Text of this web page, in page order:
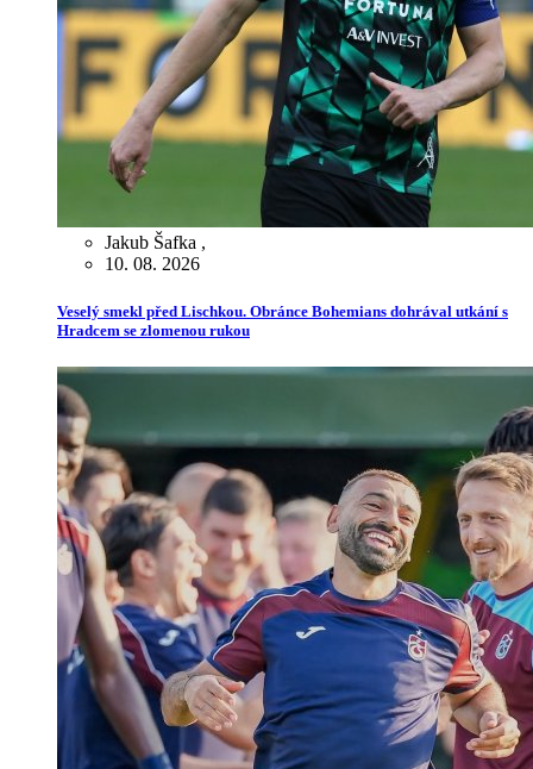
Jakub Šafka ,
10. 08. 2026
Veselý smekl před Lischkou. Obránce Bohemians dohrával utkání s
Hradcem se zlomenou rukou